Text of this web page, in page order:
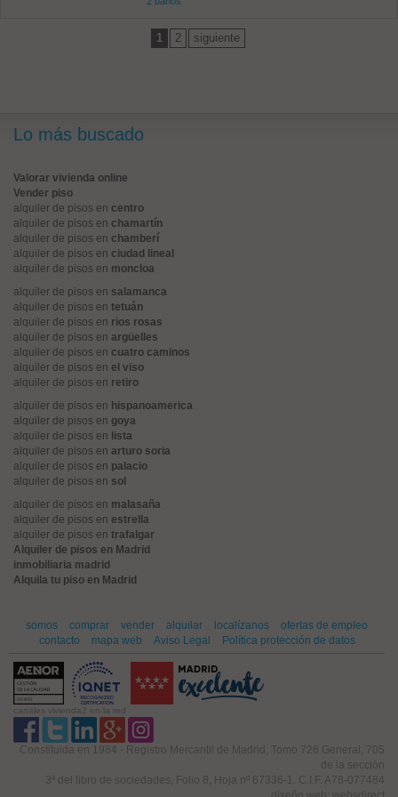
1 2 siguiente
Lo más buscado
Valorar vivienda online
Vender piso
alquiler de pisos en centro
alquiler de pisos en chamartín
alquiler de pisos en chamberí
alquiler de pisos en ciudad lineal
alquiler de pisos en moncloa
alquiler de pisos en salamanca
alquiler de pisos en tetuán
alquiler de pisos en rios rosas
alquiler de pisos en argüelles
alquiler de pisos en cuatro caminos
alquiler de pisos en el viso
alquiler de pisos en retiro
alquiler de pisos en hispanoamerica
alquiler de pisos en goya
alquiler de pisos en lista
alquiler de pisos en arturo soria
alquiler de pisos en palacio
alquiler de pisos en sol
alquiler de pisos en malasaña
alquiler de pisos en estrella
alquiler de pisos en trafalgar
Alquiler de pisos en Madrid
inmobiliaria madrid
Alquila tu piso en Madrid
somos comprar vender alquilar localízanos
ofertas de empleo
contacto
mapa web Aviso Legal Política protección de datos
canales vivienda2 en la red
Constituida en 1984 - Registro Mercantil de Madrid, Tomo 726 General, 705
de la sección
3ª del libro de sociedades, Folio 8, Hoja nº 67336-1. C.I.F. A78-077484